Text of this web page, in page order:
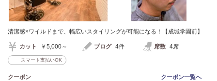
清潔感×ワイルドまで、幅広いスタイリングが可能になる！【成城学園前】
カット ￥5,000～ ブログ 4件 席数 4席
スマート支払いOK
クーポン クーポン一覧へ